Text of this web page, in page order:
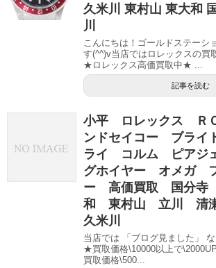
久米川 東村山 東大和
川
こんにちは！ゴールドステーシ
す(^^)v当店ではロレックスの買
★ロレックス高価買取中★ ...
記事を読む
小平 ロレックス Ｒ
ンドセイコー ブライ
ライ コルム ピア
グホイヤー オメガ
ー 高価買取 国分
和 東村山 立川 清
久米川
当店では 「ブログ見ました」
★買取価格\10000以上で
買取価格\500...